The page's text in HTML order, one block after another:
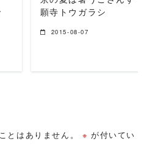
願寺トウガラシ
2015-08-07
とはありません。 ※ が付いてい